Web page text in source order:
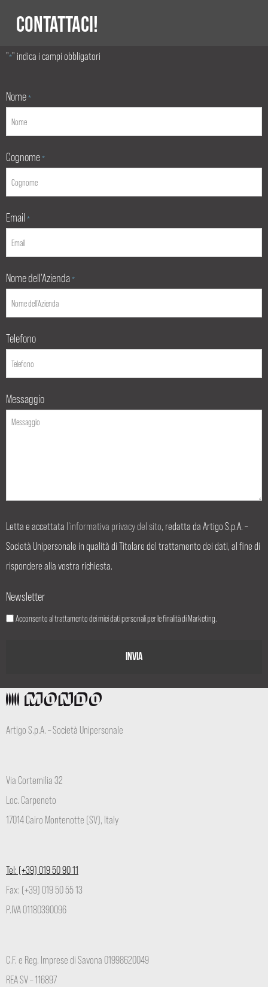
CONTATTACI!
"*" indica i campi obbligatori
Nome *
Cognome *
Email *
Nome dell'Azienda *
Telefono
Messaggio
Letta e accettata l’informativa privacy del sito, redatta da Artigo S.p.A. –
Società Unipersonale in qualità di Titolare del trattamento dei dati, al fine di
rispondere alla vostra richiesta.
Newsletter
Acconsento al trattamento dei miei dati personali per le finalità di Marketing.
Artigo S.p.A. – Società Unipersonale
Via Cortemilia 32
Loc. Carpeneto
17014 Cairo Montenotte (SV), Italy
Tel: (+39) 019 50 90 11
Fax: (+39) 019 50 55 13
P.IVA 01180390096
C.F. e Reg. Imprese di Savona 01998620049
REA SV – 116897